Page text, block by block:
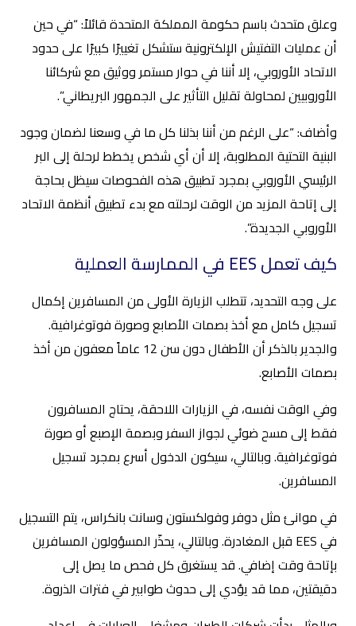
وعلق متحدث باسم حكومة المملكة المتحدة قائلاً: “في حين
أن عمليات التفتيش الإلكترونية ستشكل تغييرًا كبيرًا على حدود
الاتحاد الأوروبي، إلا أننا في حوار مستمر ووثيق مع شركائنا
الأوروبيين لمحاولة تقليل التأثير على الجمهور البريطاني”.
وأضاف: “على الرغم من أننا بذلنا كل ما في وسعنا لضمان وجود
البنية التحتية المطلوبة، إلا أن أي شخص يخطط لرحلة إلى البر
الرئيسي الأوروبي بمجرد تطبيق هذه الفحوصات سيظل بحاجة
إلى إتاحة المزيد من الوقت لرحلته مع بدء تطبيق أنظمة الاتحاد
الأوروبي الجديدة”.
كيف تعمل EES في الممارسة العملية
على وجه التحديد، تتطلب الزيارة الأولى من المسافرين إكمال
تسجيل كامل مع أخذ بصمات الأصابع وصورة فوتوغرافية.
والجدير بالذكر أن الأطفال دون سن 12 عاماً معفون من أخذ
بصمات الأصابع.
وفي الوقت نفسه، في الزيارات اللاحقة، يحتاج المسافرون
فقط إلى مسح ضوئي لجواز السفر وبصمة الإصبع أو صورة
فوتوغرافية. وبالتالي، سيكون الدخول أسرع بمجرد تسجيل
المسافرين.
في موانئ مثل دوفر وفولكستون وسانت بانكراس، يتم التسجيل
في EES قبل المغادرة. وبالتالي، يحذّر المسؤولون المسافرين
بإتاحة وقت إضافي. قد يستغرق كل فحص ما يصل إلى
دقيقتين، مما قد يؤدي إلى حدوث طوابير في فترات الذروة.